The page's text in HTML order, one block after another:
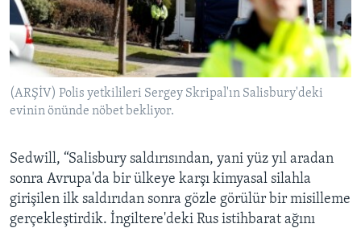
(ARŞİV) Polis yetkilileri Sergey Skripal'ın Salisbury'deki
evinin önünde nöbet bekliyor.
Sedwill, “Salisbury saldırısından, yani yüz yıl aradan
sonra Avrupa'da bir ülkeye karşı kimyasal silahla
girişilen ilk saldırıdan sonra gözle görülür bir misilleme
gerçekleştirdik. İngiltere'deki Rus istihbarat ağını